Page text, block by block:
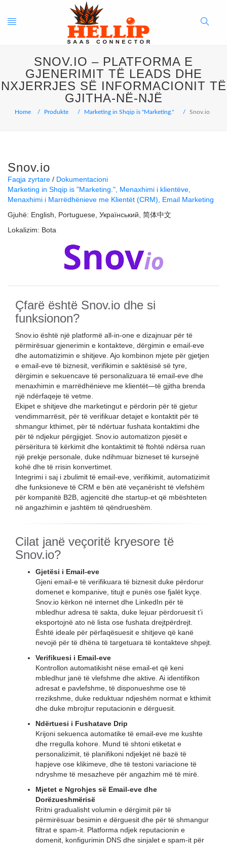
Toggle
navigation
Search
Button
SNOV.IO – PLATFORMA E
GJENERIMIT TË LEADS DHE
NXJERRJES SË INFORMACIONIT TË
GJITHA-NË-NJË
Home Produkte Marketing in Shqip is "Marketing." Snov.io
Snov.io
Faqja zyrtare
Dokumentacioni
Marketing in Shqip is "Marketing." Menaxhimi i klientëve
Menaxhimi i Marrëdhënieve me Klientët (CRM)
Email Marketing
Gjuhë: English Portuguese Український 简体中文
Lokalizim: Bota
Çfarë është Snov.io dhe si
funksionon?
Snov.io është një platformë all-in-one e dizajnuar për të
përmirësuar gjenerimin e kontakteve, dërgimin e email-eve
dhe automatizimin e shitjeve. Ajo kombinon mjete për gjetjen
e email-eve të biznesit, verifikimin e saktësisë së tyre,
dërgimin e sekuencave të personalizuara të email-eve dhe
menaxhimin e marrëdhënieve me klientët—të gjitha brenda
një ndërfaqeje të vetme.
Ekipet e shitjeve dhe marketingut e përdorin për të gjetur
vendimmarrësit, për të verifikuar detajet e kontaktit për të
shmangur kthimet, për të ndërtuar fushata kontaktimi dhe
për të ndjekur përgjigjet. Snov.io automatizon pjesët e
përsëritura të kërkimit dhe kontaktimit të ftohtë ndërsa ruan
një prekje personale, duke ndihmuar bizneset të kursejnë
kohë dhe të rrisin konvertimet.
Integrimi i saj i zbulimit të email-eve, verifikimit, automatizimit
dhe funksioneve të CRM e bën atë veçanërisht të vlefshëm
për kompanitë B2B, agjencitë dhe startup-et që mbështeten
në angazhimin e jashtëm të qëndrueshëm.
Cilat janë veçoritë kryesore të
Snov.io?
Gjetësi i Email-eve
Gjeni email-e të verifikuara të biznesit duke përdorur
domenet e kompanive, titujt e punës ose fjalët kyçe.
Snov.io kërkon në internet dhe LinkedIn për të
mbledhur adresa të sakta, duke lejuar përdoruesit t’i
eksportojnë ato në lista ose fushata drejtpërdrejt.
Është ideale për përfaqësuesit e shitjeve që kanë
nevojë për të dhëna të targetuara të kontakteve shpejt.
Verifikuesi i Email-eve
Kontrollon automatikisht nëse email-et që keni
mbledhur janë të vlefshme dhe aktive. Ai identifikon
adresat e pavlefshme, të disponueshme ose të
rrezikshme, duke reduktuar ndjeshëm normat e kthimit
dhe duke mbrojtur reputacionin e dërguesit.
Ndërtuesi i Fushatave Drip
Krijoni sekuenca automatike të email-eve me kushte
dhe rregulla kohore. Mund të shtoni etiketat e
personalizimit, të planifikoni ndjekjet në bazë të
hapjeve ose klikimeve, dhe të testoni variacione të
ndryshme të mesazheve për angazhim më të mirë.
Mjetet e Ngrohjes së Email-eve dhe
Dorëzueshmërisë
Rritni gradualisht volumin e dërgimit për të
përmirësuar besimin e dërguesit dhe për të shmangur
filtrat e spam-it. Platforma ndjek reputacionin e
domenit, konfigurimin DNS dhe sinjalet e spam-it për